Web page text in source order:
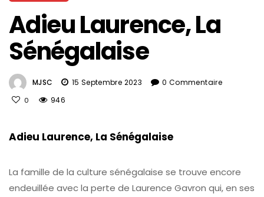
Adieu Laurence, La
Sénégalaise
MJSC 15 Septembre 2023 0 Commentaire
0 946
Adieu Laurence, La Sénégalaise
La famille de la culture sénégalaise se trouve encore
endeuillée avec la perte de Laurence Gavron qui, en ses